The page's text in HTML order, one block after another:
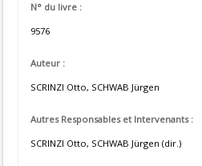
N° du livre :
9576
Auteur :
SCRINZI Otto, SCHWAB Jürgen
Autres Responsables et Intervenants :
SCRINZI Otto, SCHWAB Jürgen (dir.)